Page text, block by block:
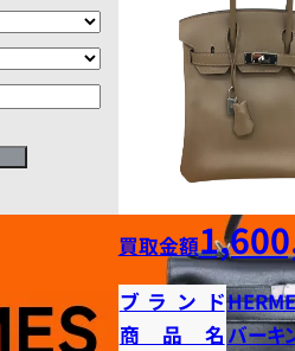
買取金額
ブランド
商品名バーキ